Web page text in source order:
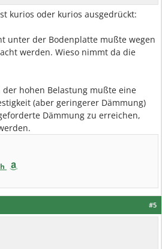
kurios oder kurios ausgedrückt:
unter der Bodenplatte mußte wegen
werden. Wieso nimmt da die
der hohen Belastung mußte eine
(aber geringerer Dämmung)
Dämmung zu erreichen,
#5